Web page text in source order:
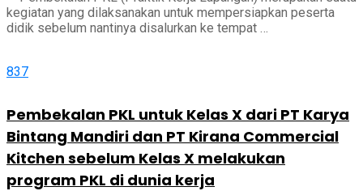
kegiatan yang dilaksanakan untuk mempersiapkan peserta
didik sebelum nantinya disalurkan ke tempat …
837
Pembekalan PKL untuk Kelas X dari PT Karya
Bintang Mandiri dan PT Kirana Commercial
Kitchen sebelum Kelas X melakukan
program PKL di dunia kerja